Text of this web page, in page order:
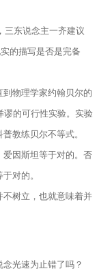
三东说念主一齐建议
的描写是否是完备
物理学家约翰贝尔的
谬的可行性实验。实验
教练贝尔不等式。
因斯坦等于对的。否
对的。
树立，也就意味着并
光速为止错了吗？